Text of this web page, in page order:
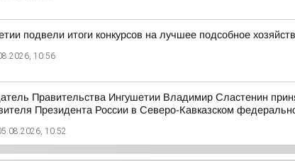
подвели итоги конкурсов на лучшее подсобное
10:56
Правительства Ингушетии Владимир Сластенин
Президента России в Северо-Кавказском
10:52